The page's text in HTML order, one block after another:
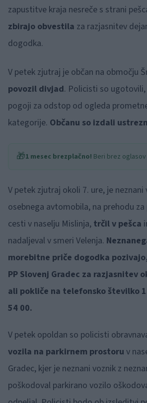
zapustitve kraja nesreče s strani
zbirajo obvestila za razjasnitev
dogodka.
V petek zjutraj je občan na območju
povozil divjad. Policisti so
pogoji za odstop od ogleda
kategorije. Občanu so izdali
🎁1 mesec brezplačno! Beri brez oglasov
V petek zjutraj okoli 7. ure, je neznani
osebnega avtomobila, na prehodu za
cesti v naselju Mislinja, trčil v pešca
nadaljeval v smeri Velenja.
morebitne priče dogodka
PP Slovenj Gradec za razjasnitev
ali pokliče na telefonsko številko
54 00.
V petek opoldan so policisti
vozila na parkirnem prostoru v
Gradec, kjer je neznani voznik z
poškodoval parkirano vozilo